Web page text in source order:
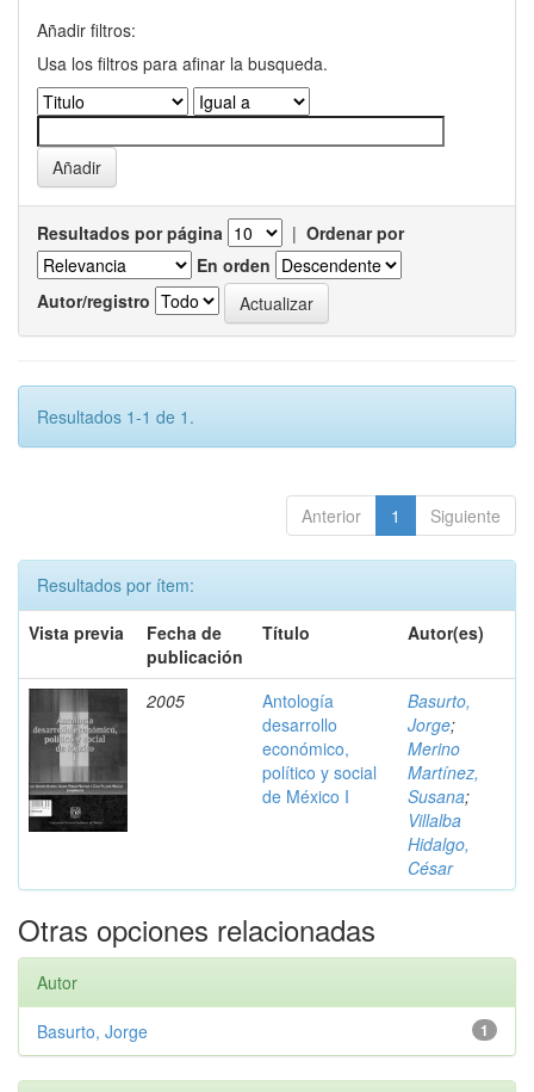
Añadir filtros:
Usa los filtros para afinar la busqueda.
Resultados por página | Ordenar por
En orden
Autor/registro
Resultados 1-1 de 1.
Anterior 1 Siguiente
Resultados por ítem:
Vista previa
Fecha de
publicación
Título Autor(es)
2005
Antología
desarrollo
económico,
político y social
de México I
Basurto,
Jorge;
Merino
Martínez,
Susana;
Villalba
Hidalgo,
César
Otras opciones relacionadas
Autor
1
Basurto, Jorge